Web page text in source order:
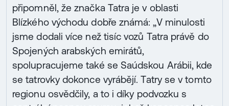
připomněl, že značka Tatra je v oblasti
Blízkého východu dobře známá: „V minulosti
jsme dodali více než tisíc vozů Tatra právě do
Spojených arabských emirátů,
spolupracujeme také se Saúdskou Arábii, kde
se tatrovky dokonce vyrábějí. Tatry se v tomto
regionu osvědčily, a to i díky podvozku s